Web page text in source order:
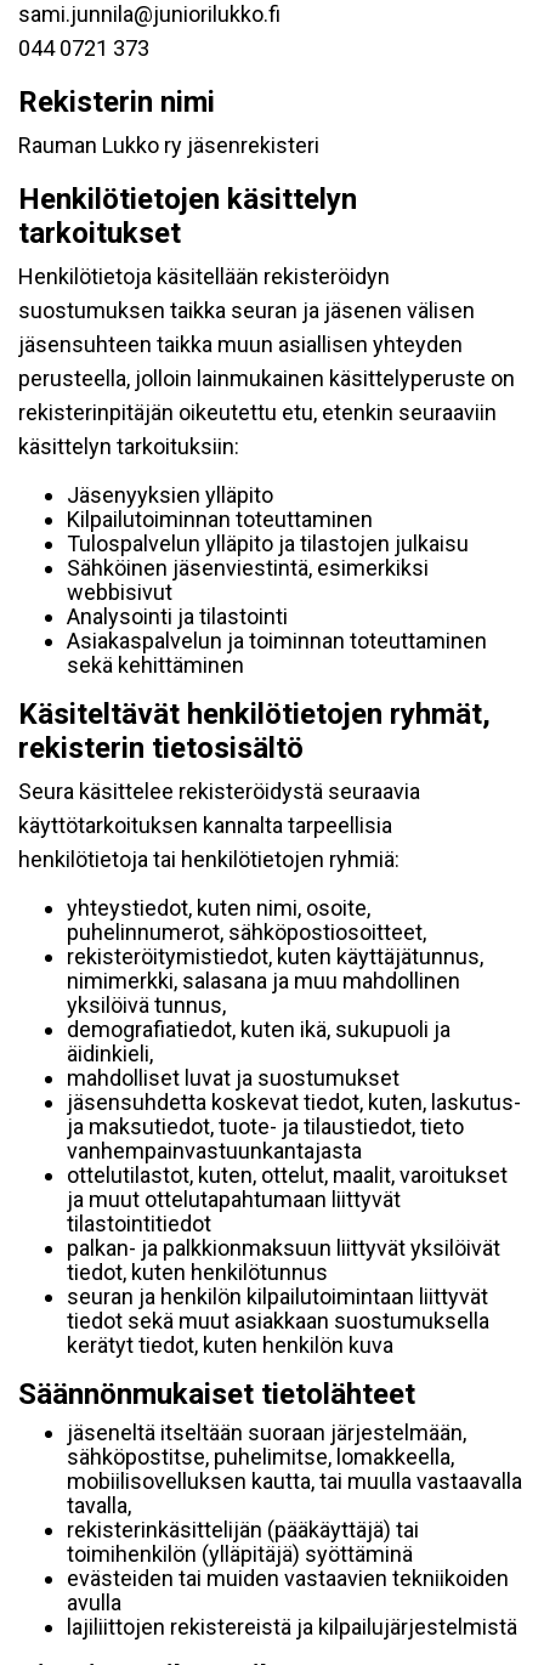
sami.junnila@juniorilukko.fi
044 0721 373
Rekisterin nimi
Rauman Lukko ry jäsenrekisteri
Henkilötietojen käsittelyn
tarkoitukset
Henkilötietoja käsitellään rekisteröidyn
suostumuksen taikka seuran ja jäsenen välisen
jäsensuhteen taikka muun asiallisen yhteyden
perusteella, jolloin lainmukainen käsittelyperuste on
rekisterinpitäjän oikeutettu etu, etenkin seuraaviin
käsittelyn tarkoituksiin:
Jäsenyyksien ylläpito
Kilpailutoiminnan toteuttaminen
Tulospalvelun ylläpito ja tilastojen julkaisu
Sähköinen jäsenviestintä, esimerkiksi
webbisivut
Analysointi ja tilastointi
Asiakaspalvelun ja toiminnan toteuttaminen
sekä kehittäminen
Käsiteltävät henkilötietojen ryhmät,
rekisterin tietosisältö
Seura käsittelee rekisteröidystä seuraavia
käyttötarkoituksen kannalta tarpeellisia
henkilötietoja tai henkilötietojen ryhmiä:
yhteystiedot, kuten nimi, osoite,
puhelinnumerot, sähköpostiosoitteet,
rekisteröitymistiedot, kuten käyttäjätunnus,
nimimerkki, salasana ja muu mahdollinen
yksilöivä tunnus,
demografiatiedot, kuten ikä, sukupuoli ja
äidinkieli,
mahdolliset luvat ja suostumukset
jäsensuhdetta koskevat tiedot, kuten, laskutus-
ja maksutiedot, tuote- ja tilaustiedot, tieto
vanhempainvastuunkantajasta
ottelutilastot, kuten, ottelut, maalit, varoitukset
ja muut ottelutapahtumaan liittyvät
tilastointitiedot
palkan- ja palkkionmaksuun liittyvät yksilöivät
tiedot, kuten henkilötunnus
seuran ja henkilön kilpailutoimintaan liittyvät
tiedot sekä muut asiakkaan suostumuksella
kerätyt tiedot, kuten henkilön kuva
Säännönmukaiset tietolähteet
jäseneltä itseltään suoraan järjestelmään,
sähköpostitse, puhelimitse, lomakkeella,
mobiilisovelluksen kautta, tai muulla vastaavalla
tavalla,
rekisterinkäsittelijän (pääkäyttäjä) tai
toimihenkilön (ylläpitäjä) syöttäminä
evästeiden tai muiden vastaavien tekniikoiden
avulla
lajiliittojen rekistereistä ja kilpailujärjestelmistä